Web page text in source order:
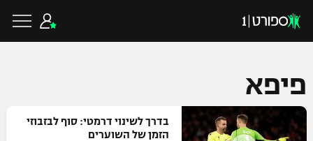
כדורגל ישראלי
פיפא
בדרך לשינוי דרמטי: סוף לבזבוזי
הזמן של השוערים